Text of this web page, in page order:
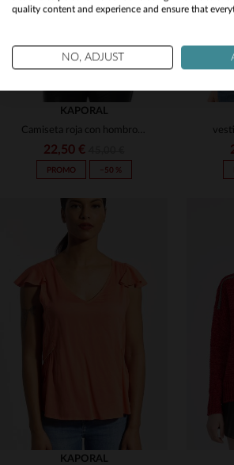
KAPORAL
Camiseta roja con hombros estampados
22,50 €
PROMO −50 %
KAPORAL
No
Yes
quality content and experience and ensure that
NO, ADJUST